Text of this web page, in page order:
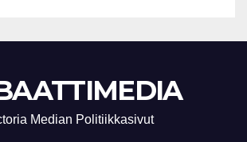
Median Politiikkasivut